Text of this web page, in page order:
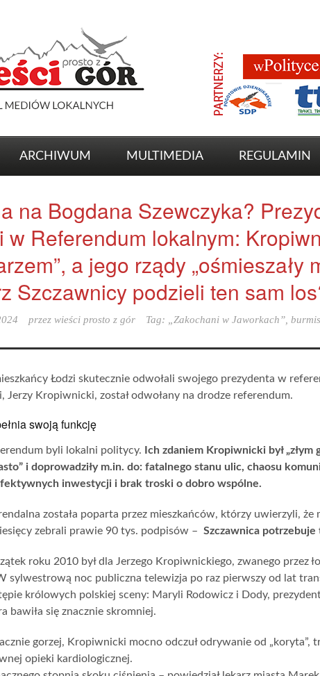
ARCHIWUM MULTIMEDIA REGULAMIN
na Bogdana Szewczyka?
w Referendum lokalnym:
a jego rządy „ośmieszały
Szczawnicy podzieli ten sam
przez wieści prosto z gór Tag: „Zakochani w Jaworkach”
Łodzi skutecznie odwołali swojego prezydenta w
Jerzy Kropiwnicki, został odwołany na drodze referendum.
swoją funkcję
byli lokalni politycy.
Ich zdaniem Kropiwnicki był „złym
i doprowadziły m.in. do: fatalnego stanu ulic, chaosu
inwestycji i brak troski o dobro wspólne.
została poparta przez mieszkańców, którzy uwierzyli, że
zebrali prawie 90 tys. podpisów – Szczawnica potrzebuje
roku 2010 był dla Jerzego Kropiwnickiego, zwanego przez
sylwestrową noc publiczna telewizja po raz pierwszy od lat
królowych polskiej sceny: Maryli Rodowicz i Dody,
bawiła się znacznie skromniej.
gorzej, Kropiwnicki mocno odczuł odrywanie od „koryta”,
opieki kardiologicznej.